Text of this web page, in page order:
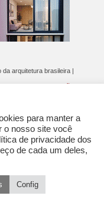
arquitetura brasileira |
para manter a
o nosso site você
de privacidade dos
de cada um deles,
Config